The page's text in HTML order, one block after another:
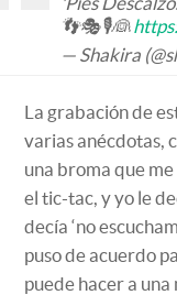
👣🎭🎙👰
— Shakira
La grabación de
varias anécdotas,
una broma que
el tic-tac, y yo le
decía ‘no
puso de acuerdo
puede hacer a una